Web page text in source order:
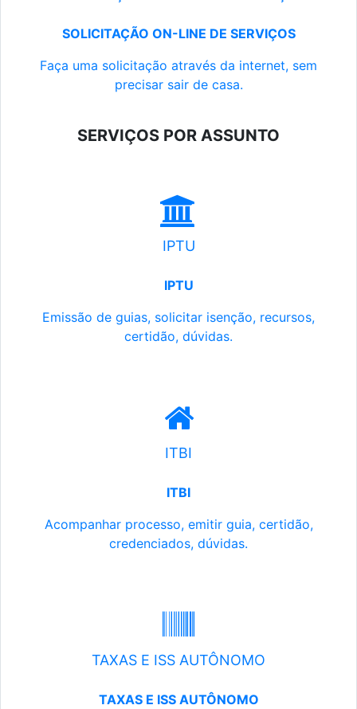
SOLICITAÇÃO ON-LINE DE SERVIÇOS
Faça uma solicitação através da internet, sem
precisar sair de casa.
SERVIÇOS POR ASSUNTO
IPTU
IPTU
Emissão de guias, solicitar isenção, recursos,
certidão, dúvidas.
ITBI
ITBI
Acompanhar processo, emitir guia, certidão,
credenciados, dúvidas.
TAXAS E ISS AUTÔNOMO
TAXAS E ISS AUTÔNOMO